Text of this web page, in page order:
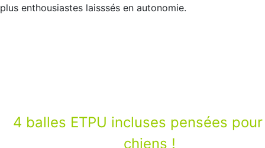
plus enthousiastes laisssés en autonomie.
4 balles ETPU incluses pensées
chiens !